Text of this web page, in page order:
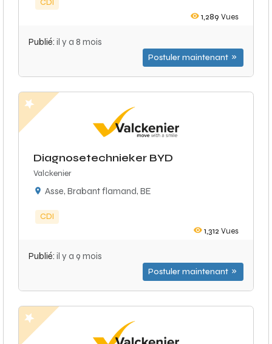
CDI
1,289 Vues
Publié: il y a 8 mois
Postuler maintenant
Diagnosetechnieker BYD
Valckenier
Asse, Brabant flamand, BE
CDI
1,312 Vues
Publié: il y a 9 mois
Postuler maintenant